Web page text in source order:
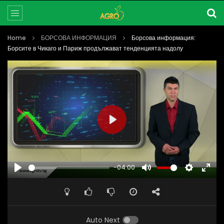
Home БОРСОВА ИНФОРМАЦИЯ
Борсова информация:
Борсите в Чикаго и Париж продължават тенденцията надолу
PLAY
-04:00
MUTE SETTINGS
PLAY
Auto Next